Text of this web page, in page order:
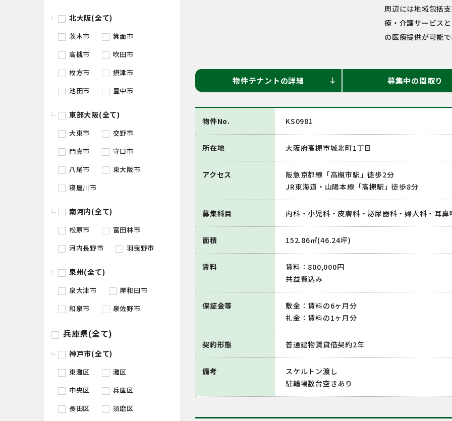
北大阪(全て)
茨木市
箕面市
高槻市
吹田市
枚方市
摂津市
池田市
豊中市
東部大阪(全て)
大東市
交野市
門真市
守口市
八尾市
東大阪市
寝屋川市
南河内(全て)
松原市
富田林市
河内長野市
羽曳野市
泉州(全て)
泉大津市
岸和田市
和泉市
泉佐野市
兵庫県(全て)
神戸市(全て)
東灘区
灘区
中央区
兵庫区
長田区
須磨区
周辺には地域包括
療・介護サービス
の医療提供が可能
物件テナントの詳細 south 募集中の間取り
物件No. KS0981
所在地 大阪府高槻市城北町1丁目
アクセス
阪急京都線「高槻市駅」徒歩2分
JR東海道・山陽本線「高槻駅」徒歩8分
募集科目 内科・小児科・皮膚科・泌尿器科・婦人科・耳
面積 152.86㎡(46.24坪)
賃料
賃料：800,000円
共益費込み
保証金等
敷金：賃料の6ヶ月分
礼金：賃料の1ヶ月分
契約形態 普通建物賃貸借契約2年
備考
スケルトン渡し
駐輪場数台空きあり